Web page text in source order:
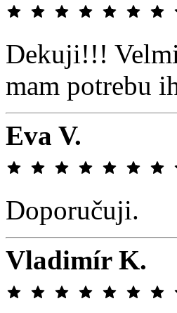
Dekuji!!!
mam potrebu
Eva V.
Doporučuji.
Vladimír K.